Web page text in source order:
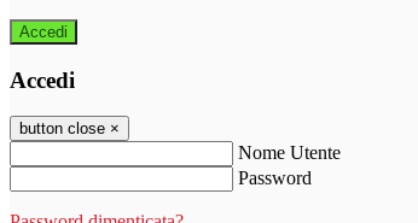
Accedi
Accedi
button close ×
Nome Utente
Password